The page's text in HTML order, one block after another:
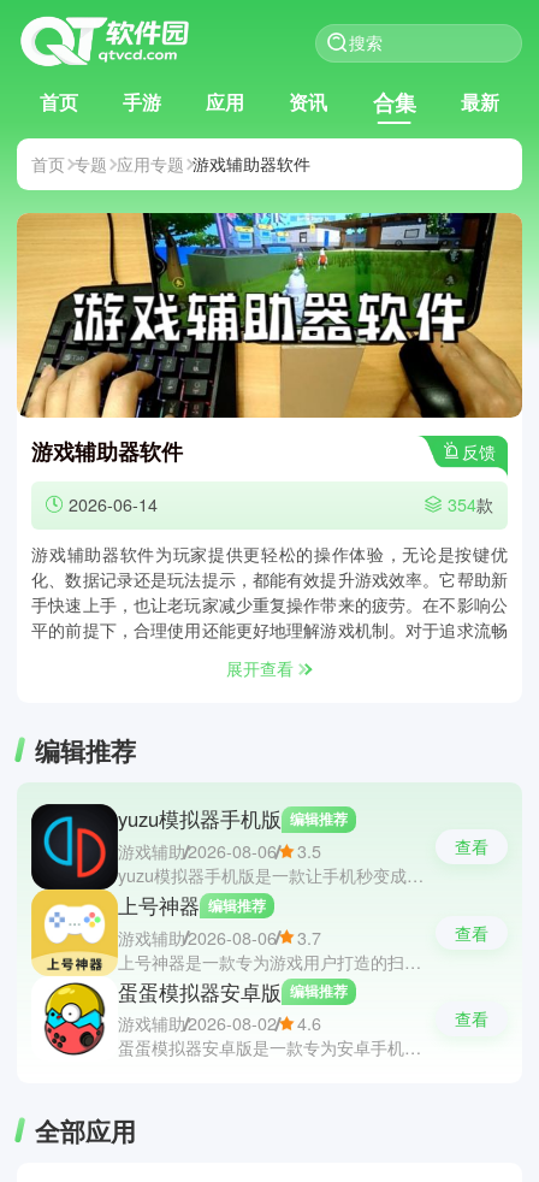
首页 手游 应用 资讯 合集 最新
首页 专题 应用专题 游戏辅助器软件
游戏辅助器软件 反馈
2026-06-14 354款
游戏辅助器软件为玩家提供更轻松的操作体验，无论是按键优
化、数据记录还是玩法提示，都能有效提升游戏效率。它帮助新
手快速上手，也让老玩家减少重复操作带来的疲劳。在不影响公
平的前提下，合理使用还能更好地理解游戏机制。对于追求流畅
些游戏辅助器软件推荐；Steam，233乐园和4399游戏盒。
展开查看
编辑推荐
yuzu模拟器手机版 编辑推荐
游戏辅助2026-08-06
3.5
yuzu模拟器手机版是一款让手机秒变成任天堂Switch游戏模拟器，轻松运行多款热门的掌机大作。软件支持按键位置自定义、手柄连接以及悬浮调整等功能，配合高通硬件优化，大幅度提升游戏的流畅度与兼容性。软件无需复杂的设定便能使用，只需导入驱动与文件即可开启随身掌机体验。
查看
上号神器 编辑推荐
游戏辅助2026-08-06
3.7
上号神器是一款专为游戏用户打造的扫码登录与账号管理软件，帮助你们实现快速且安全上号。软件支持端游和手游等多种热门游戏，通过一键扫描二维码即可免去手动输入账号密码的繁琐步骤。软件能够轻松管理和设定多个账号，还提供了账号租售状态实时查看功能，配合高级加密防护，全面保障账号的安全。
查看
蛋蛋模拟器安卓版 编辑推荐
游戏辅助2026-08-02
4.6
蛋蛋模拟器安卓版是一款专为安卓手机打造的Switch掌机游戏模拟，让你们在手机上随时体验主机大作。软件支持自动扫描并识别手机内的.xci和.nsp等多种主流游戏格式文件，无需繁琐的设置即可一键加载运行。软件拥有灵活的按键映射与手柄连接适配，并提供了多档性能调节选项，方便在不同机型上平衡画质与流畅度。
查看
全部应用